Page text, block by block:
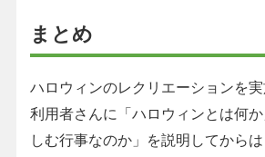
まとめ
ハロウィンのレクリエーションを実
利用者さんに「ハロウィンとは何
しむ行事なのか」を説明してから